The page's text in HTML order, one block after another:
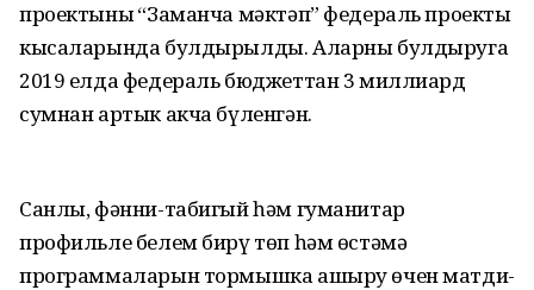
проектының “Заманча мәктәп” федераль проекты
кысаларында булдырылды. Аларны булдыруга
2019 елда федераль бюджеттан 3 миллиард
сумнан артык акча бүленгән.
Санлы, фәнни-табигый һәм гуманитар
профильле белем бирү төп һәм өстәмә
программаларын тормышка ашыру өчен матди-